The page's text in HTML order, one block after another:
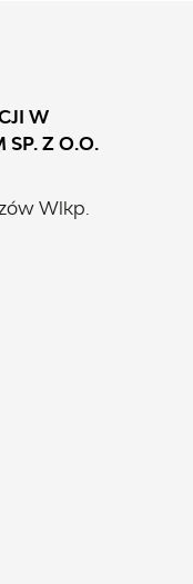
W
SP. Z O.O.
Wlkp.